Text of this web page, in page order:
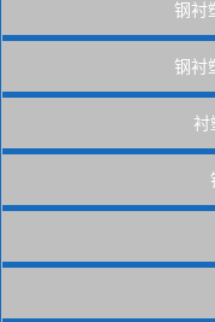
钢衬
钢衬
衬